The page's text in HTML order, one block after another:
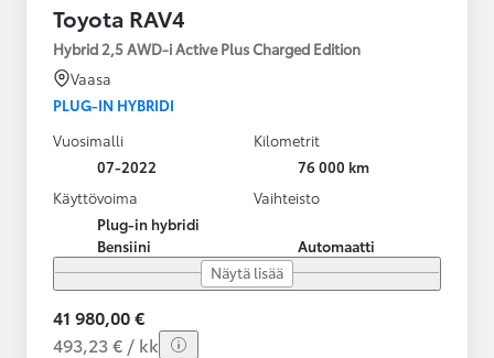
Toyota RAV4
Hybrid 2,5 AWD-i Active Plus Charged Edition
Vaasa
PLUG-IN HYBRIDI
Vuosimalli
07-2022
Kilometrit
76 000 km
Käyttövoima
Plug-in hybridi
Bensiini
Vaihteisto
Automaatti
Näytä lisää
41 980,00 €
493,23 € / kk